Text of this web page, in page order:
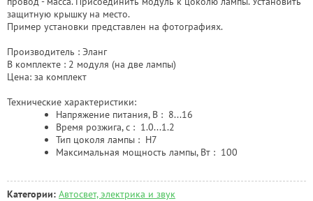
защитную крышку на место.
Пример установки представлен на фотографиях.
Производитель : Эланг
В комплекте : 2 модуля (на две лампы)
Цена: за комплект
Технические характеристики:
Напряжение питания, В : 8...16
Время розжига, с : 1.0...1.2
Тип цоколя лампы : H7
Максимальная мощность лампы, Вт : 100
Категории: Автосвет, электрика и звук